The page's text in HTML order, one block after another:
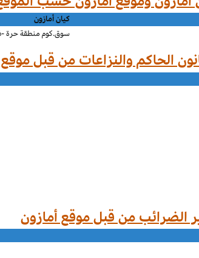
كيان أمازون
سوق.كوم منطقة حرة -